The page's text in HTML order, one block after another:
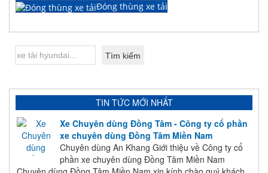
Đóng thùng xe tải
TIN TỨC MỚI NHẤT
Xe Chuyên dùng Đồng Tâm - Công ty cổ phần
xe chuyên dùng Đồng Tâm Miền Nam
Chuyên dùng An Khang Giới thiệu về Công ty cổ
phần xe chuyên dùng Đồng Tâm Miền Nam